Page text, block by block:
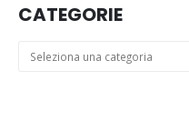
CATEGORIE
Categorie